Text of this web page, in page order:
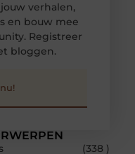
(338 )
verhalen,
en bouw mee
Registreer
bloggen.